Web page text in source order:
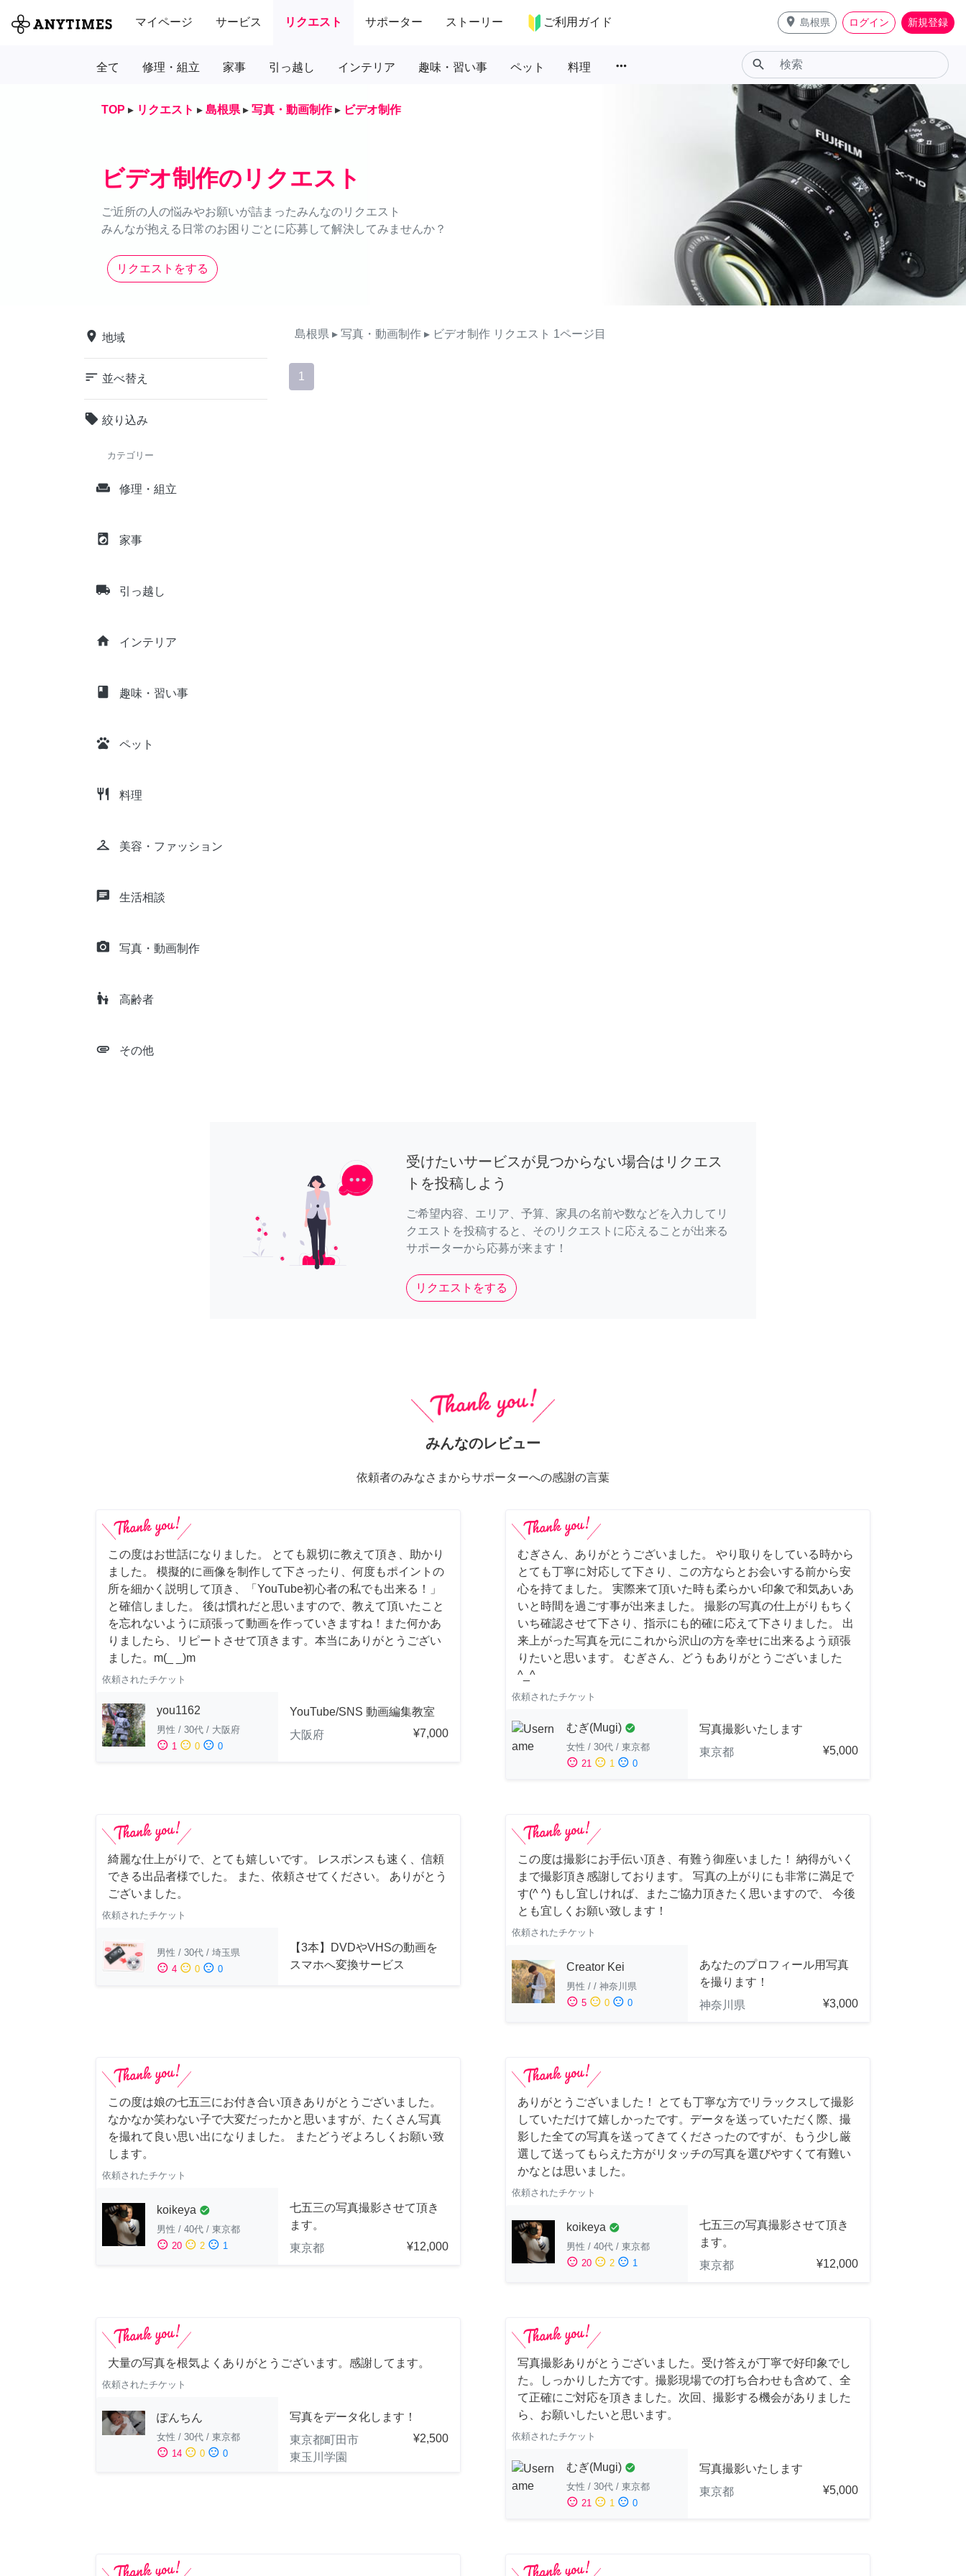
マイページ サービス リクエスト サポーター ストーリー ご利用ガイド place 島根県 ログイン 新規登録
全て 修理・組立 家事 引っ越し インテリア 趣味・習い事 ペット 料理 more_horiz search
TOP ▸ リクエスト ▸ 島根県 ▸ 写真・動画制作 ▸ ビデオ制作
ビデオ制作のリクエスト
ご近所の人の悩みやお願いが詰まったみんなのリクエスト
みんなが抱える日常のお困りごとに応募して解決してみませんか？
リクエストをする
place 地域
sort 並べ替え
local_offer 絞り込み
カテゴリー
weekend 修理・組立
local_laundry_service 家事
local_shipping 引っ越し
home インテリア
class 趣味・習い事
pets ペット
restaurant 料理
checkroom 美容・ファッション
chat 生活相談
camera_alt 写真・動画制作
escalator_warning 高齢者
attachment その他
島根県 ▸ 写真・動画制作 ▸ ビデオ制作 リクエスト 1ページ目
1
受けたいサービスが見つからない場合はリクエス
トを投稿しよう
ご希望内容、エリア、予算、家具の名前や数などを入力してリ
クエストを投稿すると、そのリクエストに応えることが出来る
サポーターから応募が来ます！
リクエストをする
みんなのレビュー
依頼者のみなさまからサポーターへの感謝の言葉
この度はお世話になりました。 とても親切に教えて頂き、助かり
ました。 模擬的に画像を制作して下さったり、何度もポイントの
所を細かく説明して頂き、「YouTube初心者の私でも出来る！」
と確信しました。 後は慣れだと思いますので、教えて頂いたこと
を忘れないように頑張って動画を作っていきますね！また何かあ
りましたら、リピートさせて頂きます。本当にありがとうござい
ました。m(_ _)m
依頼されたチケット
you1162
男性 / 30代 / 大阪府
sentiment_satisfied 1 sentiment_neutral 0 sentiment_dissatisfied 0
YouTube/SNS 動画編集教室
大阪府
¥7,000
むぎさん、ありがとうございました。 やり取りをしている時から
とても丁寧に対応して下さり、この方ならとお会いする前から安
心を持てました。 実際来て頂いた時も柔らかい印象で和気あいあ
いと時間を過ごす事が出来ました。 撮影の写真の仕上がりもちく
いち確認させて下さり、指示にも的確に応えて下さりました。 出
来上がった写真を元にこれから沢山の方を幸せに出来るよう頑張
りたいと思います。 むぎさん、どうもありがとうございました
^_^
依頼されたチケット
むぎ(Mugi) check_circle
女性 / 30代 / 東京都
sentiment_satisfied 21 sentiment_neutral 1 sentiment_dissatisfied 0
写真撮影いたします
東京都
¥5,000
綺麗な仕上がりで、とても嬉しいです。 レスポンスも速く、信頼
できる出品者様でした。 また、依頼させてください。 ありがとう
ございました。
依頼されたチケット
男性 / 30代 / 埼玉県
sentiment_satisfied 4 sentiment_neutral 0 sentiment_dissatisfied 0
【3本】DVDやVHSの動画を
スマホへ変換サービス
この度は撮影にお手伝い頂き、有難う御座いました！ 納得がいく
まで撮影頂き感謝しております。 写真の上がりにも非常に満足で
す(^ ^) もし宜しければ、またご協力頂きたく思いますので、 今後
とも宜しくお願い致します！
依頼されたチケット
Creator Kei
男性 / / 神奈川県
sentiment_satisfied 5 sentiment_neutral 0 sentiment_dissatisfied 0
あなたのプロフィール用写真
を撮ります！
神奈川県
¥3,000
この度は娘の七五三にお付き合い頂きありがとうございました。
なかなか笑わない子で大変だったかと思いますが、たくさん写真
を撮れて良い思い出になりました。 またどうぞよろしくお願い致
します。
依頼されたチケット
koikeya check_circle
男性 / 40代 / 東京都
sentiment_satisfied 20 sentiment_neutral 2 sentiment_dissatisfied 1
七五三の写真撮影させて頂き
ます。
東京都
¥12,000
ありがとうございました！ とても丁寧な方でリラックスして撮影
していただけて嬉しかったです。データを送っていただく際、撮
影した全ての写真を送ってきてくださったのですが、もう少し厳
選して送ってもらえた方がリタッチの写真を選びやすくて有難い
かなとは思いました。
依頼されたチケット
koikeya check_circle
男性 / 40代 / 東京都
sentiment_satisfied 20 sentiment_neutral 2 sentiment_dissatisfied 1
七五三の写真撮影させて頂き
ます。
東京都
¥12,000
大量の写真を根気よくありがとうございます。感謝してます。
依頼されたチケット
ぽんちん
女性 / 30代 / 東京都
sentiment_satisfied 14 sentiment_neutral 0 sentiment_dissatisfied 0
写真をデータ化します！
東京都町田市
東玉川学園
¥2,500
写真撮影ありがとうございました。受け答えが丁寧で好印象でし
た。しっかりした方です。撮影現場での打ち合わせも含めて、全
て正確にご対応を頂きました。次回、撮影する機会がありました
ら、お願いしたいと思います。
依頼されたチケット
むぎ(Mugi) check_circle
女性 / 30代 / 東京都
sentiment_satisfied 21 sentiment_neutral 1 sentiment_dissatisfied 0
写真撮影いたします
東京都
¥5,000